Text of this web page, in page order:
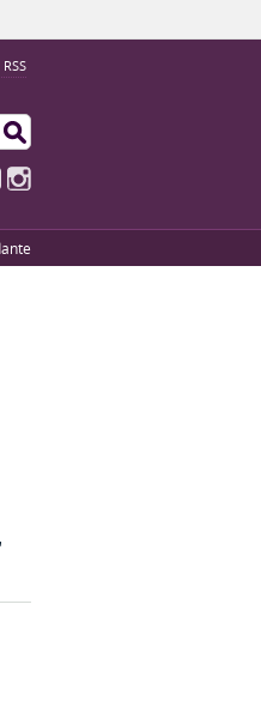
RSS
Flickr